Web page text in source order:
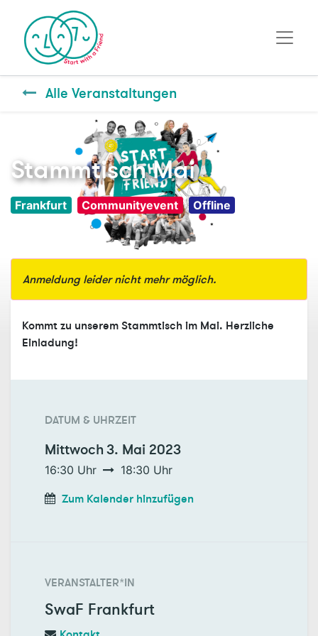
Alle Veranstaltungen
Stammtisch Mai
Frankfurt Communityevent Offline
Anmeldung leider nicht mehr möglich.
Kommt zu unserem Stammtisch im Mai. Herzliche
Einladung!
DATUM & UHRZEIT
Mittwoch3. Mai 2023
16:30 Uhr 18:30 Uhr
Zum Kalender hinzufügen
VERANSTALTER*IN
SwaF Frankfurt